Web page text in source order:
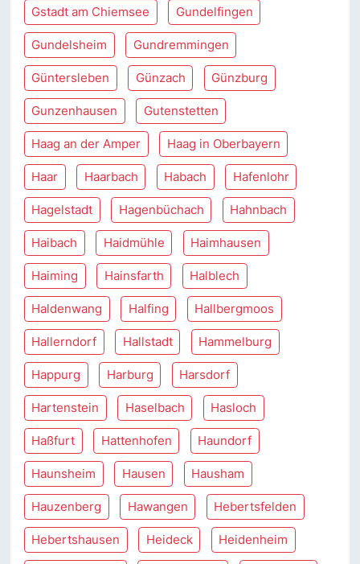
Gstadt am Chiemsee Gundelfingen
Gundelsheim Gundremmingen
Güntersleben Günzach Günzburg
Gunzenhausen Gutenstetten
Haag an der Amper Haag in Oberbayern
Haar Haarbach Habach Hafenlohr
Hagelstadt Hagenbüchach Hahnbach
Haibach Haidmühle Haimhausen
Haiming Hainsfarth Halblech
Haldenwang Halfing Hallbergmoos
Hallerndorf Hallstadt Hammelburg
Happurg Harburg Harsdorf
Hartenstein Haselbach Hasloch
Haßfurt Hattenhofen Haundorf
Haunsheim Hausen Hausham
Hauzenberg Hawangen Hebertsfelden
Hebertshausen Heideck Heidenheim